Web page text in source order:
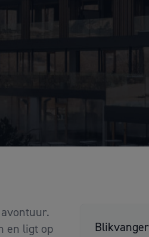
en ligt op